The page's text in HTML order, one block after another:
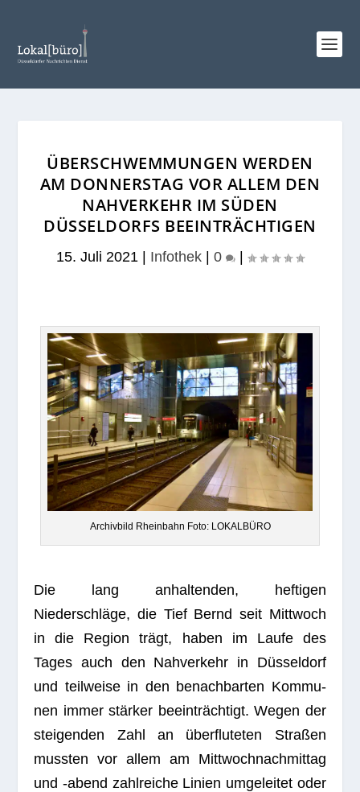
ÜBERSCHWEMMUNGEN WERDEN
AM DONNERSTAG VOR ALLEM DEN
NAHVERKEHR IM SÜDEN
DÜSSELDORFS BEEINTRÄCHTIGEN
15. Juli 2021 Infothek 0
Archiv­bild Rhein­bahn Foto: LOKALBÜRO
Die lang anhal­ten­den, hef­ti­gen
Niederschläge, die Tief Bernd seit Mitt­woch
in die Region trägt, haben im Laufe des
Tages auch den Nah­ver­kehr in Düsseldorf
und teil­weise in den benach­bar­ten Kom­mu­
nen immer stärker beeinträchtigt. Wegen der
stei­gen­den Zahl an überfluteten Stra­ßen
muss­ten vor allem am Mitt­woch­nach­mit­tag
und ‑abend zahl­rei­che Linien umge­lei­tet oder